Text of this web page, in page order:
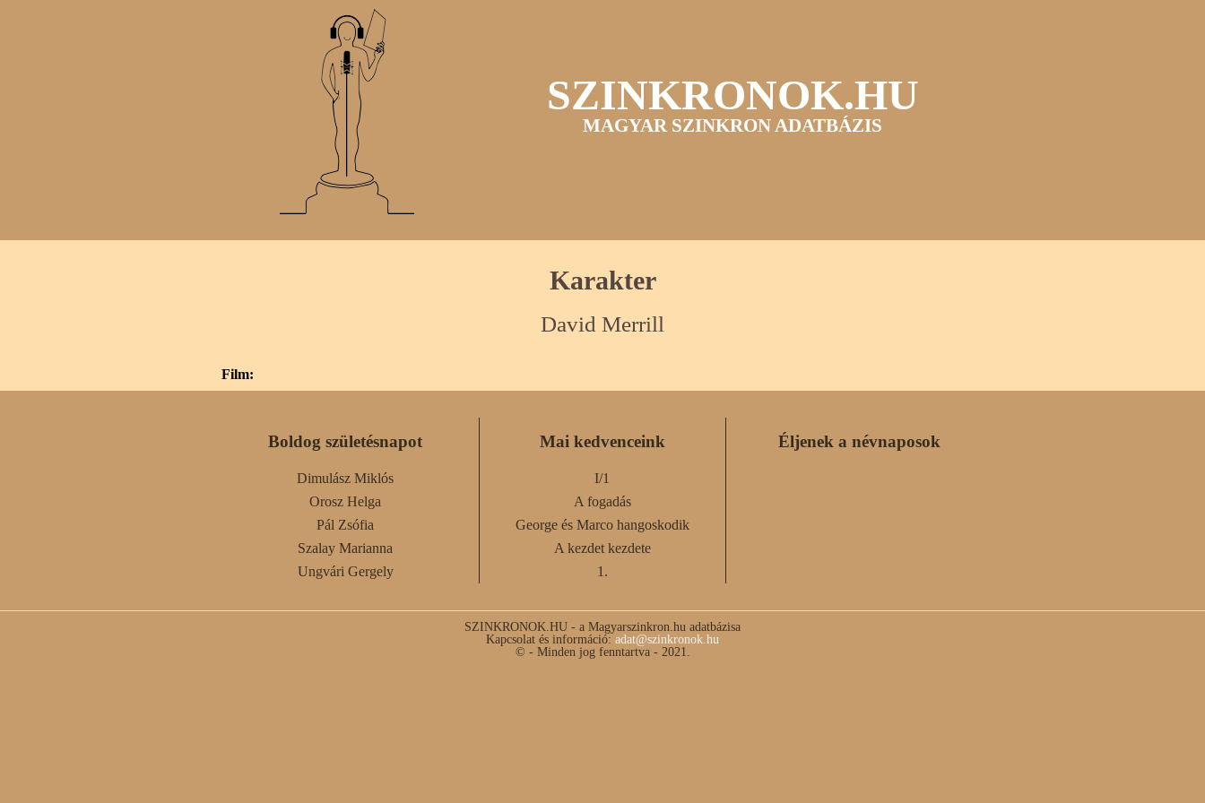
SZINKRONOK.HU
MAGYAR SZINKRON ADATBÁZIS
Karakter
David Merrill
Film:
Boldog születésnapot
Dimulász Miklós
Orosz Helga
Pál Zsófia
Szalay Marianna
Ungvári Gergely
Mai kedvenceink
I/1
A fogadás
George és Marco hangoskodik
A kezdet kezdete
1.
Éljenek a névnaposok
SZINKRONOK.HU - a Magyarszinkron.hu adatbázisa
Kapcsolat és információ: adat@szinkronok.hu
© - Minden jog fenntartva - 2021.